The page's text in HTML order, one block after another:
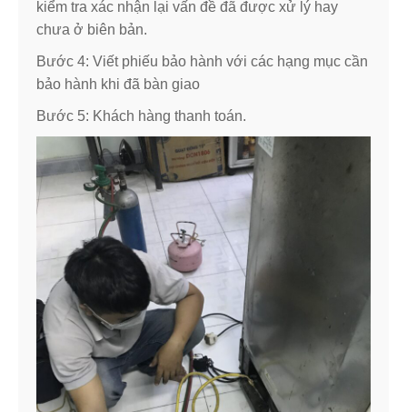
kiểm tra xác nhận lại vấn đề đã được xử lý hay
chưa ở biên bản.
Bước 4: Viết phiếu bảo hành với các hạng mục cần
bảo hành khi đã bàn giao
Bước 5: Khách hàng thanh toán.